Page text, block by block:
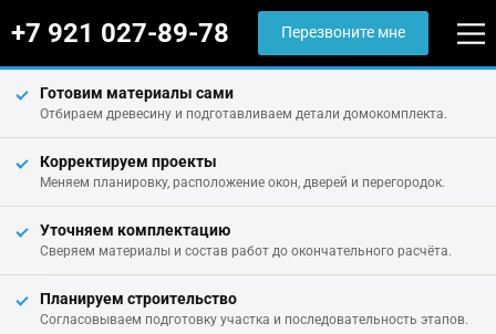
+7 921 027-89-78 Перезвоните мне
Готовим материалы сами
Отбираем древесину и подготавливаем детали домокомплекта.
Корректируем проекты
Меняем планировку, расположение окон, дверей и перегородок.
Уточняем комплектацию
Сверяем материалы и состав работ до окончательного расчёта.
Планируем строительство
Согласовываем подготовку участка и последовательность этапов.